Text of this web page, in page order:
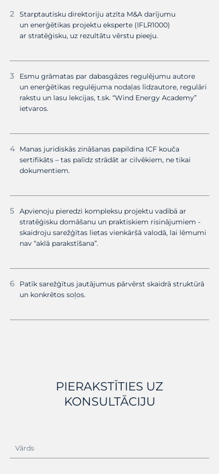
Starptautisku direktoriju atzīta M&A darījumu
un enerģētikas projektu eksperte (IFLR1000)
ar stratēģisku, uz rezultātu vērstu pieeju.
Esmu grāmatas par dabasgāzes regulējumu autore
un enerģētikas regulējuma nodaļas līdzautore, regulāri
rakstu un lasu lekcijas, t.sk. “Wind Energy Academy”
ietvaros.
Manas juridiskās zināšanas papildina ICF kouča
sertifikāts – tas palīdz strādāt ar cilvēkiem, ne tikai
dokumentiem.
Apvienoju pieredzi kompleksu projektu vadībā ar
stratēģisku domāšanu un praktiskiem risinājumiem -
skaidroju sarežģītas lietas vienkāršā valodā, lai lēmumi
nav “aklā parakstīšana”.
Patīk sarežģītus jautājumus pārvērst skaidrā struktūrā
un konkrētos soļos.
PIERAKSTĪTIES UZ
KONSULTĀCIJU